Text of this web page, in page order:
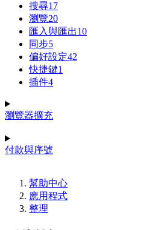
搜尋17
瀏覽20
匯入與匯出10
同步5
偏好設定42
快捷鍵1
插件4
瀏覽器擴充
付款與序號
幫助中心
應用程式
整理